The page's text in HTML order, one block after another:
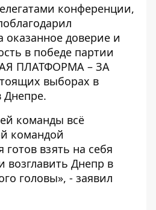
конференции,
оказанное доверие и
в победе партии
ПЛАТФОРМА – ЗА
выборах в
Днепре.
команды всё
командой
взять на себя
возглавить Днепр в
головы», - заявил